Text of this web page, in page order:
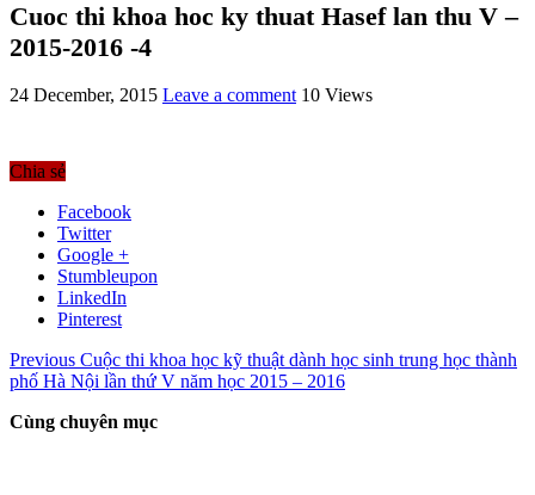
Cuoc thi khoa hoc ky thuat Hasef lan thu V –
2015-2016 -4
24 December, 2015 Leave a comment 10 Views
Chia sẻ
Facebook
Twitter
Google +
Stumbleupon
LinkedIn
Pinterest
Previous Cuộc thi khoa học kỹ thuật dành học sinh trung học thành
phố Hà Nội lần thứ V năm học 2015 – 2016
Cùng chuyên mục